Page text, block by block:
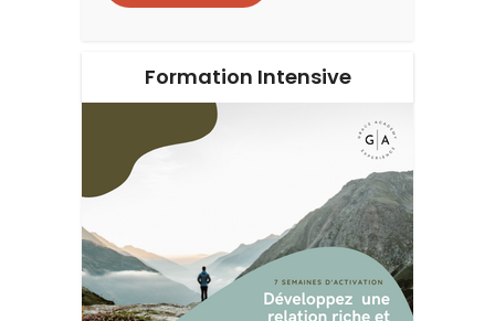
Formation Intensive